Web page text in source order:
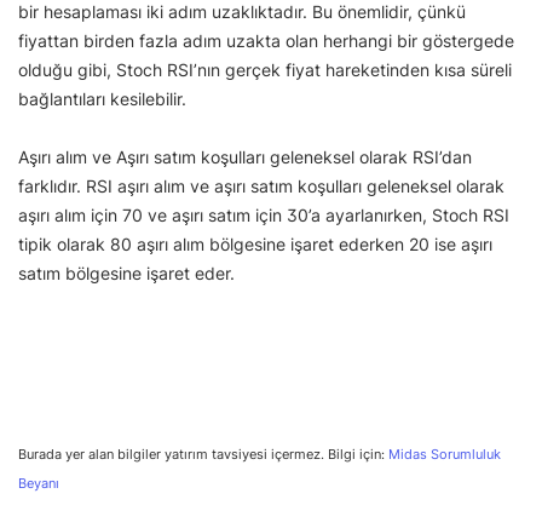
bir hesaplaması iki adım uzaklıktadır. Bu önemlidir, çünkü
fiyattan birden fazla adım uzakta olan herhangi bir göstergede
olduğu gibi, Stoch RSI’nın gerçek fiyat hareketinden kısa süreli
bağlantıları kesilebilir.
Aşırı alım ve Aşırı satım koşulları geleneksel olarak RSI’dan
farklıdır. RSI aşırı alım ve aşırı satım koşulları geleneksel olarak
aşırı alım için 70 ve aşırı satım için 30’a ayarlanırken, Stoch RSI
tipik olarak 80 aşırı alım bölgesine işaret ederken 20 ise aşırı
satım bölgesine işaret eder.
Burada yer alan bilgiler yatırım tavsiyesi içermez. Bilgi için: Midas Sorumluluk
Beyanı